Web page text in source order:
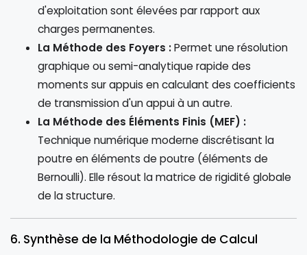
d'exploitation sont élevées par rapport aux
charges permanentes.
La Méthode des Foyers :Permet une résolution
graphique ou semi-analytique rapide des
moments sur appuis en calculant des coefficients
de transmission d'un appui à un autre.
La Méthode des Éléments Finis (MEF) :
Technique numérique moderne discrétisant la
poutre en éléments de poutre (éléments de
Bernoulli). Elle résout la matrice de rigidité globale
de la structure.
6. Synthèse de la Méthodologie de Calcul